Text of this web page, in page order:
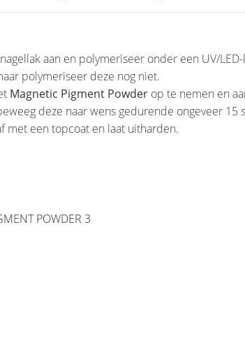
aan en polymeriseer onder een UV/
polymeriseer deze nog niet.
Magnetic Pigment Powder op te nemen en
deze naar wens gedurende ongeveer
met een topcoat en laat uitharden.
POWDER 3